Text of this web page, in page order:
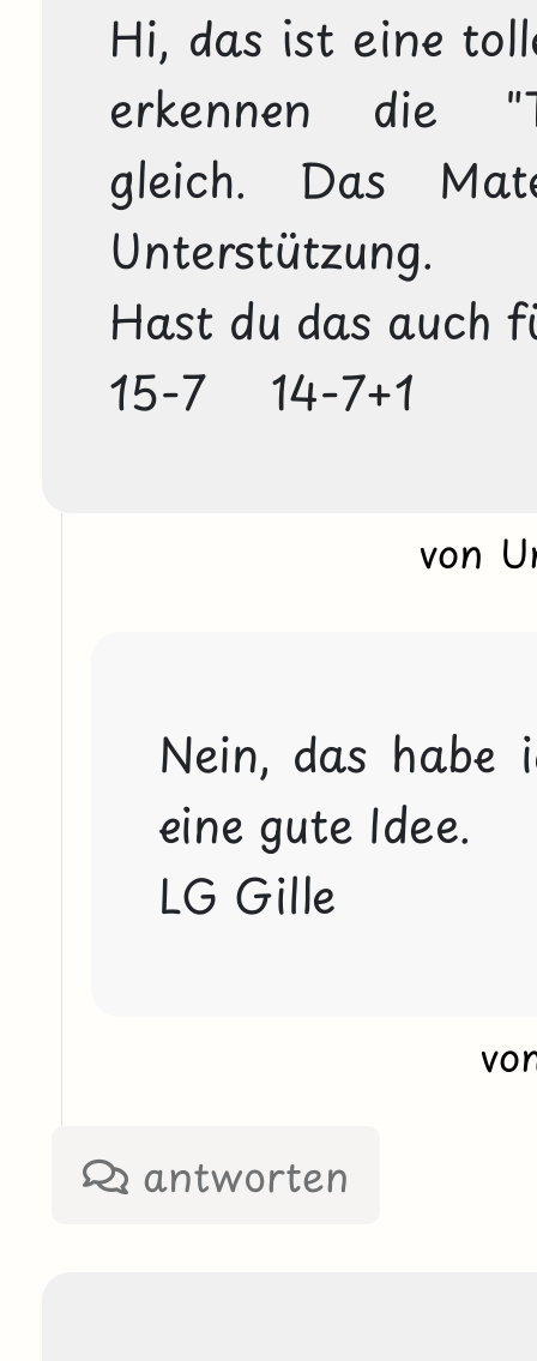
Hi, das ist eine
erkennen die
gleich. Das
Unterstützung.
Hast du das auch
15-7    14-7+1
von
Nein, das
eine gute Idee.
LG Gille
antworten